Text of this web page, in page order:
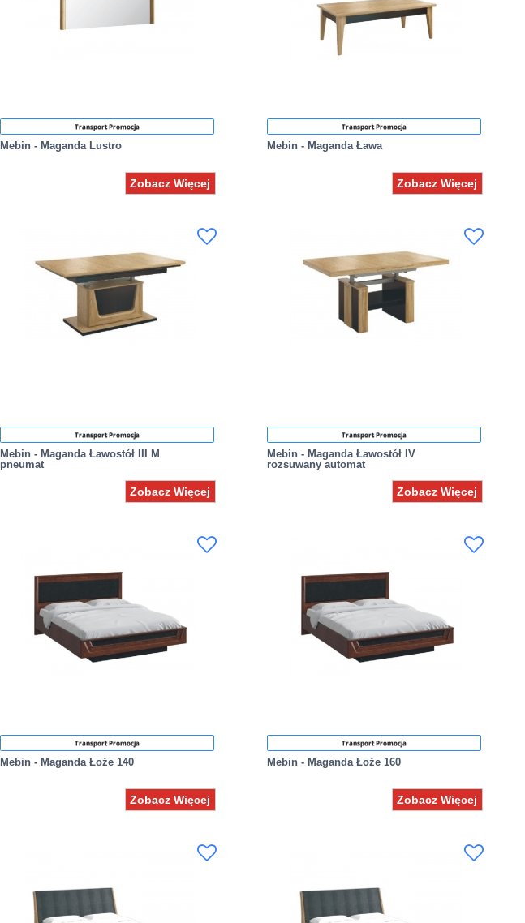
Transport Promocja
Mebin - Maganda Lustro
Zobacz Więcej
Transport Promocja
Mebin - Maganda Ława
Zobacz Więcej
Transport Promocja
Mebin - Maganda Ławostół III M
pneumat
Zobacz Więcej
Transport Promocja
Mebin - Maganda Ławostół IV
rozsuwany automat
Zobacz Więcej
Transport Promocja
Mebin - Maganda Łoże 140
Zobacz Więcej
Transport Promocja
Mebin - Maganda Łoże 160
Zobacz Więcej